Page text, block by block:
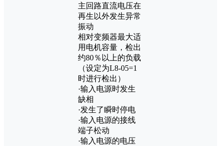
主回路直流电压在
再生以外发生异常
振动
相对变频器最大适
用电机容量，检出
约80％以上的负载
（设定为L8-05=1
时进行检出）
·输入电源时发生
缺相
·发生了瞬时停电
·输入电源的接线
端子松动
·输入电源的电压